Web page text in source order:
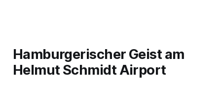
Hamburgerischer Geist am
Helmut Schmidt Airport